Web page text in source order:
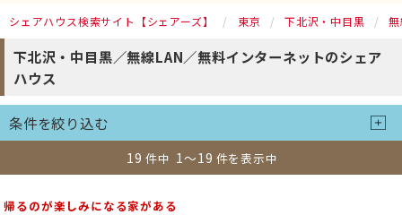
シェアハウス検索サイト【シェアーズ】 東京 下北沢・中目黒
下北沢・中目黒／無線LAN／無料インターネットのシェア
ハウス
条件を絞り込む
19 件中 1～19 件を表示中
帰るのが楽しみになる家がある